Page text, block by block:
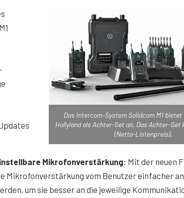
Das Intercom-System Solidcom M1
Hollyland als Achter-Set an. Das Achter-Set
(Netto-Listenpreis).
Mikrofonverstärkung: Mit der neuen
Mikrofonverstärkung vom Benutzer einfacher
um sie besser an die jeweilige